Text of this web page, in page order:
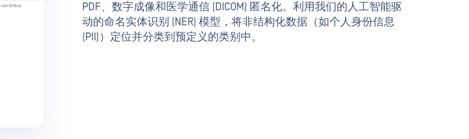
PDF、数字成像和医学通信 (DICOM) 匿名化。利用我们的人工智能驱
动的命名实体识别 (NER) 模型，将非结构化数据（如个人身份信息
(PII)）定位并分类到预定义的类别中。